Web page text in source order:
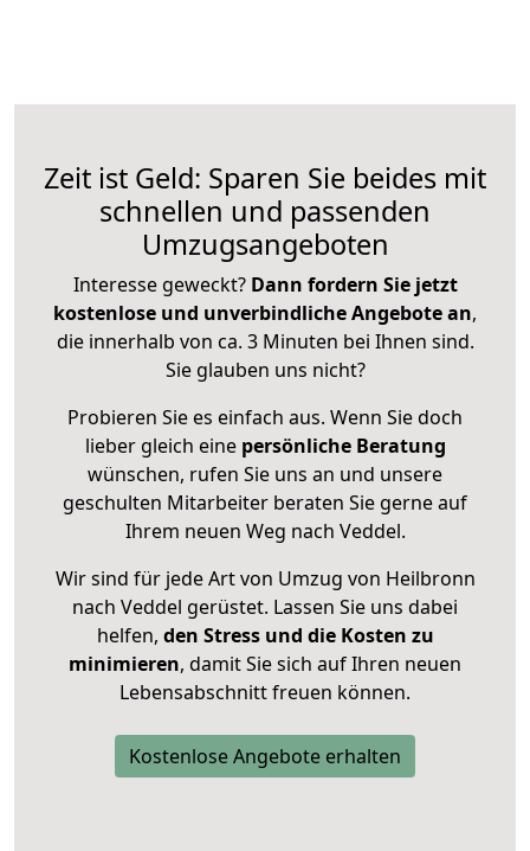
Zeit ist Geld: Sparen Sie beides mit
schnellen und passenden
Umzugsangeboten
Interesse geweckt? Dann fordern Sie jetzt
kostenlose und unverbindliche Angebote an,
die innerhalb von ca. 3 Minuten bei Ihnen sind.
Sie glauben uns nicht?
Probieren Sie es einfach aus. Wenn Sie doch
lieber gleich eine persönliche Beratung
wünschen, rufen Sie uns an und unsere
geschulten Mitarbeiter beraten Sie gerne auf
Ihrem neuen Weg nach Veddel.
Wir sind für jede Art von Umzug von Heilbronn
nach Veddel gerüstet. Lassen Sie uns dabei
helfen, den Stress und die Kosten zu
minimieren, damit Sie sich auf Ihren neuen
Lebensabschnitt freuen können.
Kostenlose Angebote erhalten